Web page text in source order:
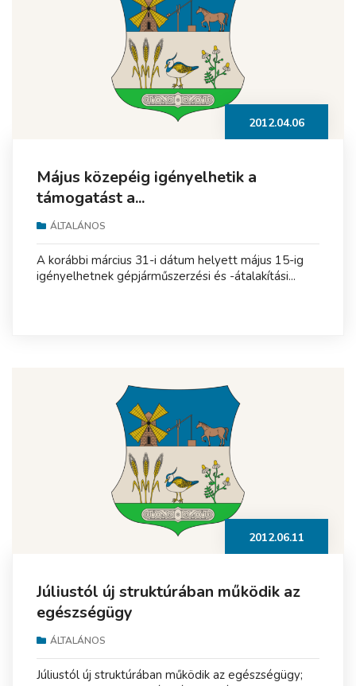
2012.04.06
Május közepéig igényelhetik a
támogatást a...
ÁLTALÁNOS
A korábbi március 31-i dátum helyett május 15-ig
igényelhetnek gépjárműszerzési és -átalakítási...
2012.06.11
Júliustól új struktúrában működik az
egészségügy
ÁLTALÁNOS
Júliustól új struktúrában működik az egészségügy;